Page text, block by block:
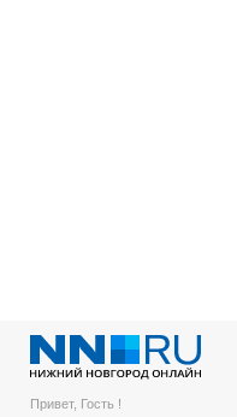
Привет, Гость !